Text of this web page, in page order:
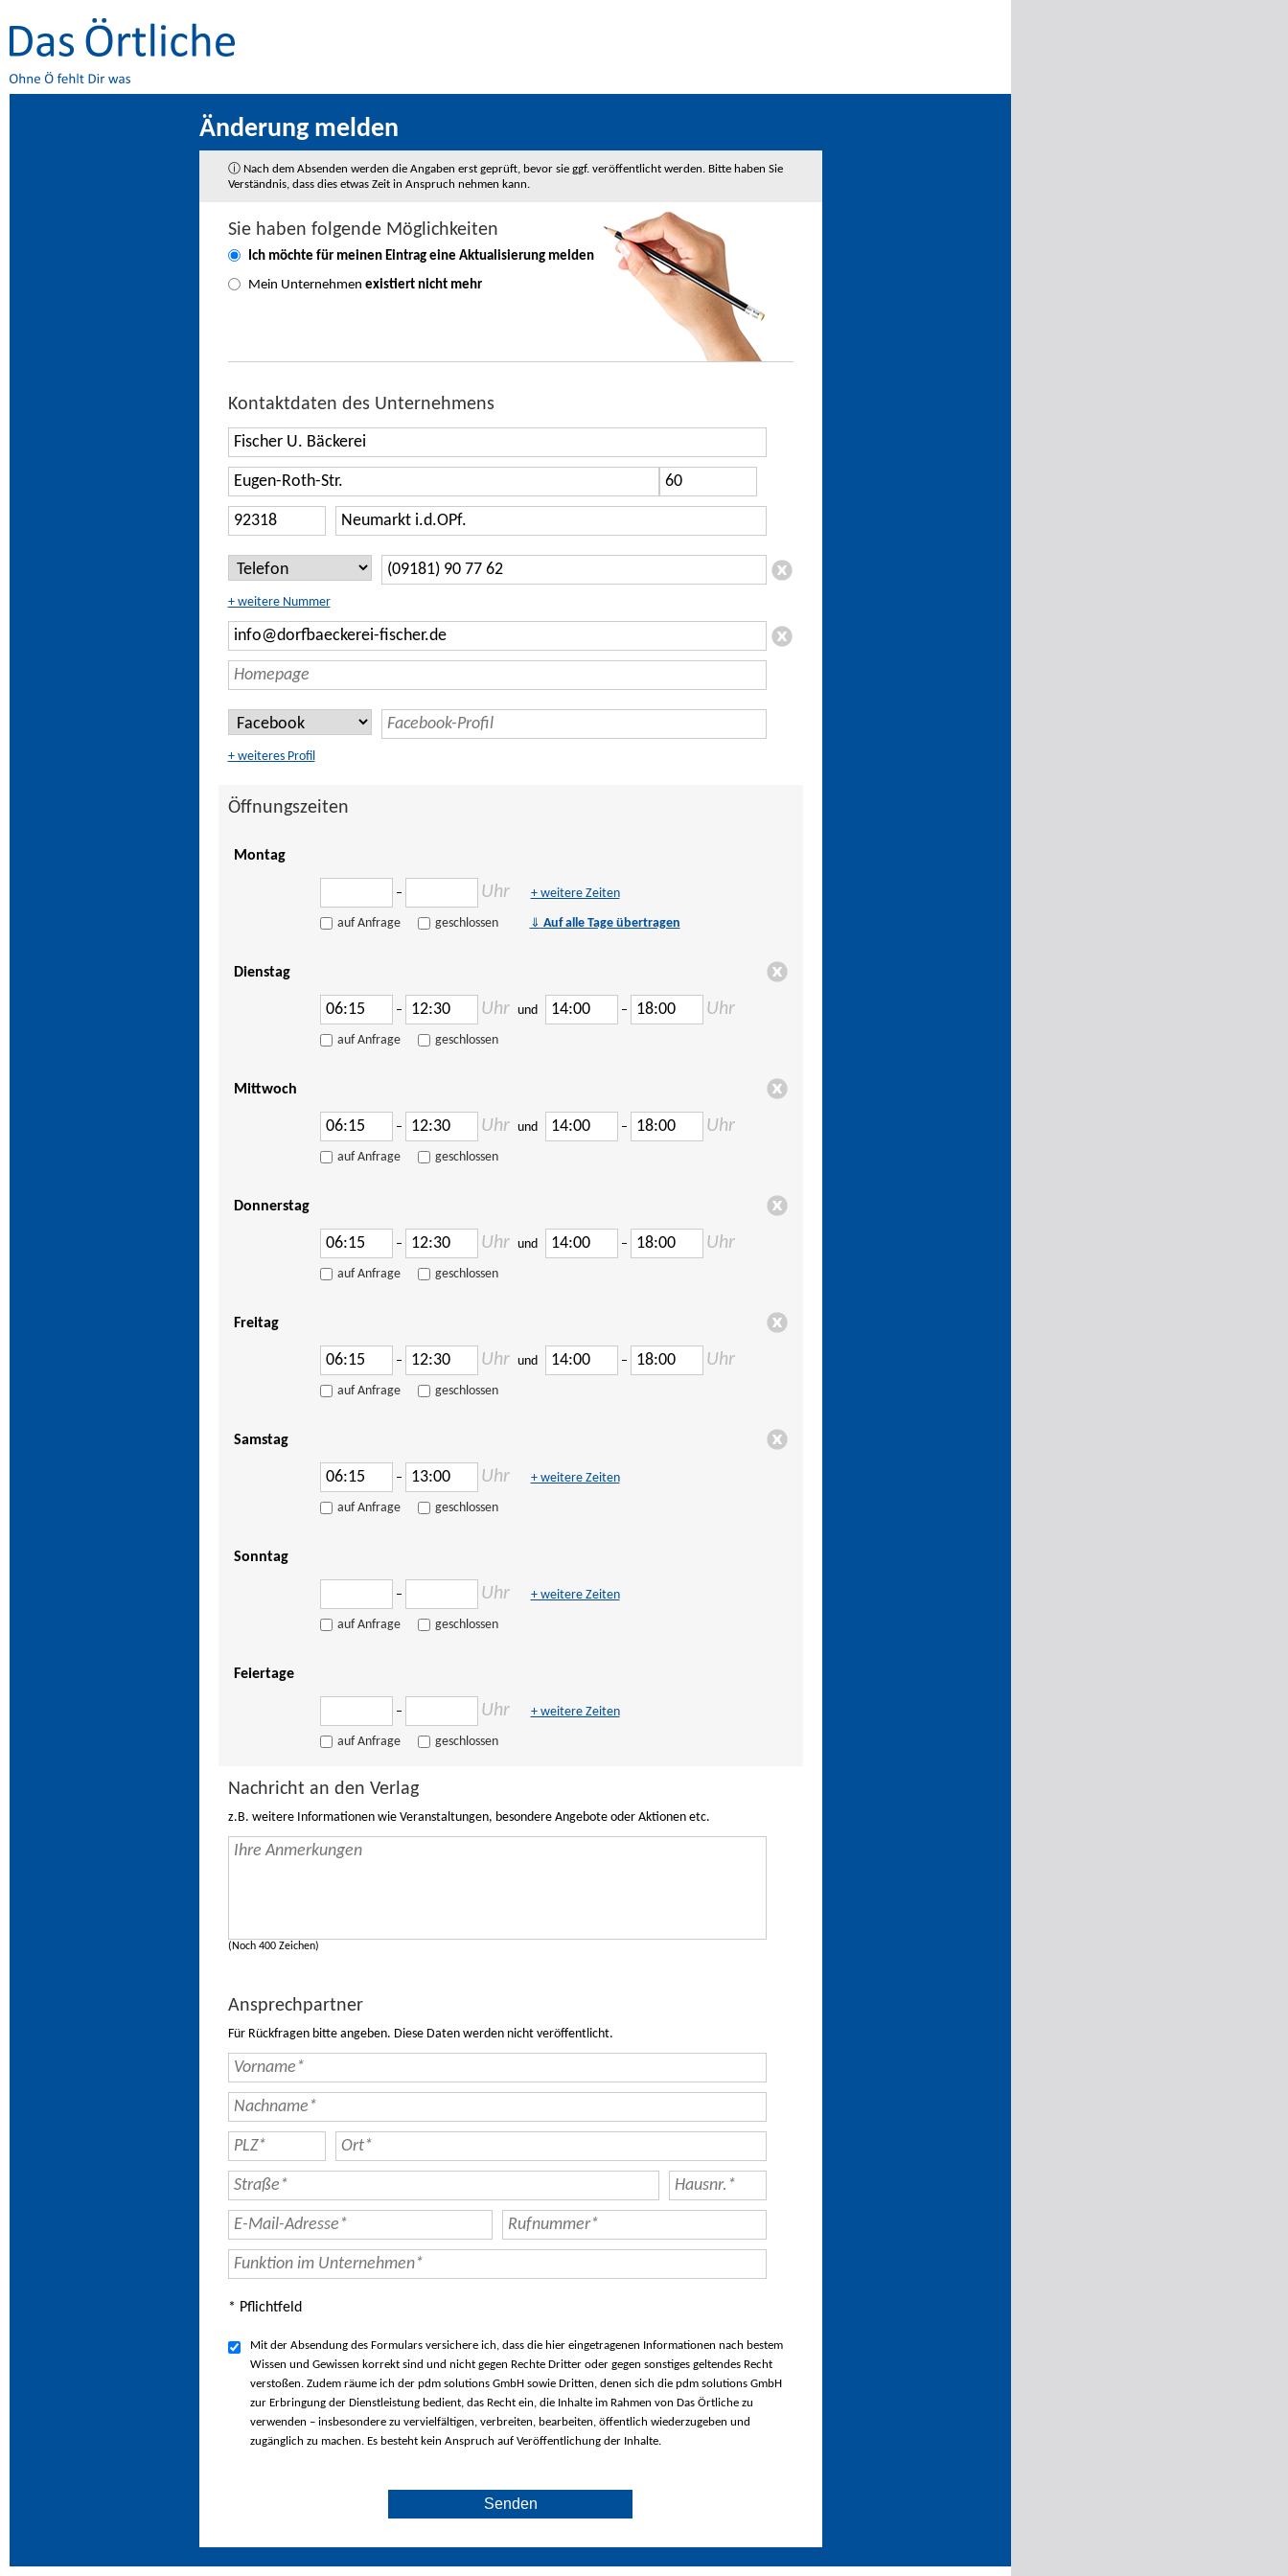
Änderung melden
ⓘ Nach dem Absenden werden die Angaben erst geprüft, bevor sie ggf. veröffentlicht werden. Bitte haben Sie
Verständnis, dass dies etwas Zeit in Anspruch nehmen kann.
Sie haben folgende Möglichkeiten
Ich möchte für meinen Eintrag eine Aktualisierungmelden
Mein Unternehmen existiert nicht mehr
Kontaktdaten des Unternehmens
+ weitere Nummer
+ weiteres Profil
Öffnungszeiten
Montag
– Uhr + weitere Zeiten
auf Anfrage geschlossen ⇓ Auf alle Tage übertragen
Dienstag
– Uhr und – Uhr
auf Anfrage geschlossen
Mittwoch
– Uhr und – Uhr
auf Anfrage geschlossen
Donnerstag
– Uhr und – Uhr
auf Anfrage geschlossen
Freitag
– Uhr und – Uhr
auf Anfrage geschlossen
Samstag
– Uhr + weitere Zeiten
auf Anfrage geschlossen
Sonntag
– Uhr + weitere Zeiten
auf Anfrage geschlossen
Feiertage
– Uhr + weitere Zeiten
auf Anfrage geschlossen
Nachricht an den Verlag
z.B. weitere Informationen wie Veranstaltungen, besondere Angebote oder Aktionen etc.
(Noch 400 Zeichen)
Ansprechpartner
Für Rückfragen bitte angeben. Diese Daten werden nicht veröffentlicht.
* Pflichtfeld
Mit der Absendung des Formulars versichere ich, dass die hier eingetragenen Informationen nach bestem
Wissen und Gewissen korrekt sind und nicht gegen Rechte Dritter oder gegen sonstiges geltendes Recht
verstoßen. Zudem räume ich der pdm solutions GmbH sowie Dritten, denen sich die pdm solutions GmbH
zur Erbringung der Dienstleistung bedient, das Recht ein, die Inhalte im Rahmen von Das Örtliche zu
verwenden – insbesondere zu vervielfältigen, verbreiten, bearbeiten, öffentlich wiederzugeben und
zugänglich zu machen. Es besteht kein Anspruch auf Veröffentlichung der Inhalte.
Senden